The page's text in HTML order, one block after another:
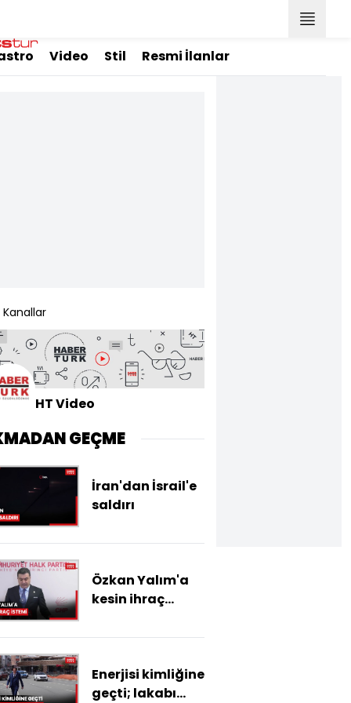
Video Stil Resmi İlanlar
HT Video
GEÇME
İran'dan İsrail'e
saldırı
Özkan Yalım'a
kesin ihraç
Enerjisi kimliğine
geçti; lakabı